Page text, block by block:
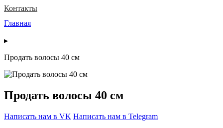
Контакты
Главная
▸
Продать волосы 40 см
Продать волосы 40 см
Написать нам в VK Написать нам в Telegram